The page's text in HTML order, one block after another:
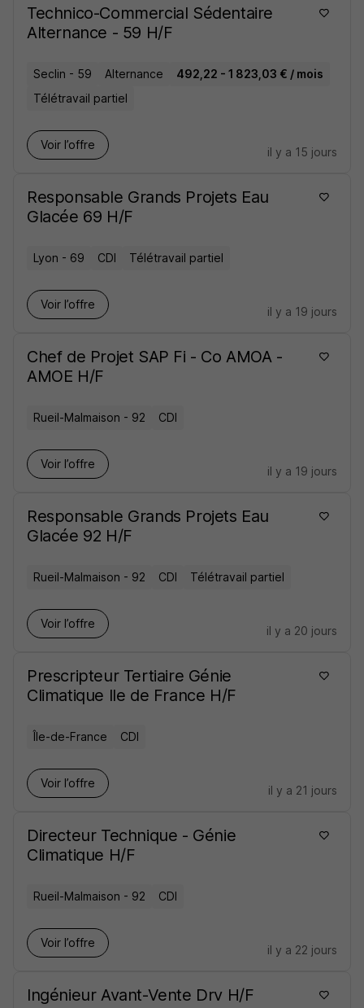
Technico-Commercial Sédentaire
Alternance - 59 H/F
Seclin - 59 Alternance
492,22 - 1 823,03 € / mois
Télétravail partiel
Voir l’offre
il y a 15 jours
Responsable Grands Projets Eau
Glacée 69 H/F
Lyon - 69 CDI Télétravail partiel
Voir l’offre
il y a 19 jours
Chef de Projet SAP Fi - Co AMOA -
AMOE H/F
Rueil-Malmaison - 92 CDI
Voir l’offre
il y a 19 jours
Responsable Grands Projets Eau
Glacée 92 H/F
Rueil-Malmaison - 92 CDI Télétravail partiel
Voir l’offre
il y a 20 jours
Prescripteur Tertiaire Génie
Climatique Ile de France H/F
Île-de-France CDI
Voir l’offre
il y a 21 jours
Directeur Technique - Génie
Climatique H/F
Rueil-Malmaison - 92 CDI
Voir l’offre
il y a 22 jours
Ingénieur Avant-Vente Drv H/F